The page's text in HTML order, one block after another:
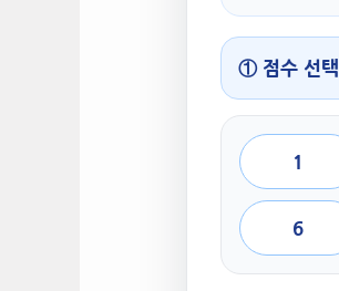
① 점수 선
1
6